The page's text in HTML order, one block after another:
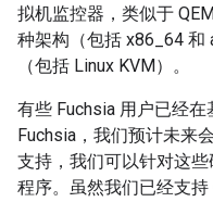
拟机监控器，类似于
种架构（包括 x86_64 和
（包括 Linux KVM）。
有些 Fuchsia 用户已经
Fuchsia，我们预计未来
支持，我们可以针对这
程序。虽然我们已经支持